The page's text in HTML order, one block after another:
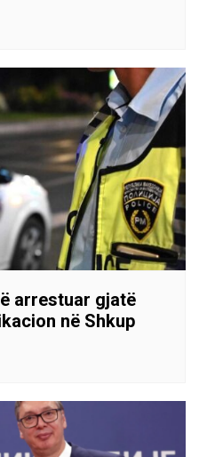
arrestuar gjatë
në Shkup